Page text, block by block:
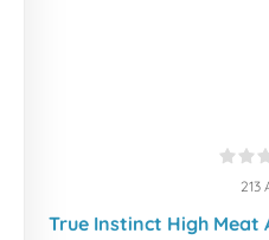
213
True Instinct High